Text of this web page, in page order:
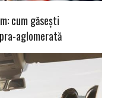
cum găsești
aglomerată